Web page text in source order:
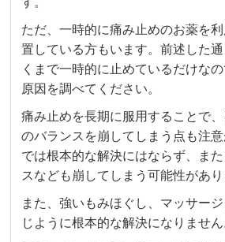
ただ、一時的に痛み止めのお薬を
置している方もいます。前述した
くまで一時的に止めているだけな
原因を調べてください。
痛み止めを長期に服用することで
のバランスを崩してしまう点も注
では根本的な解決にはならず、ま
スなども崩してしまう可能性があり
また、強いもみほぐし、マッサー
じように根本的な解決になりません